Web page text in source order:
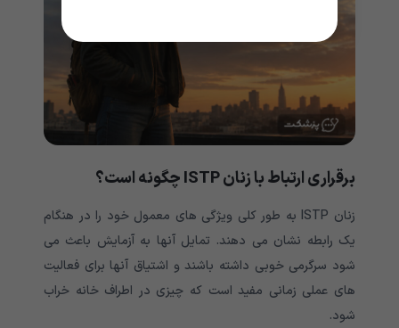
برقراری ارتباط با زنان چگونه است؟
زنان ISTP به طور کلی ویژگی های معمول خود را در هنگام
یک رابطه نشان می دهند. تمایل آنها به آزمایش باعث می
شود سرگرمی خوبی داشته باشند و اشتیاق آنها برای فعالیت
های عملی زمانی مفید است که چیزی در اطراف خانه خراب
شود.